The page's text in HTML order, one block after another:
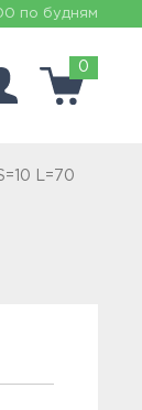
по будням
0
L=70